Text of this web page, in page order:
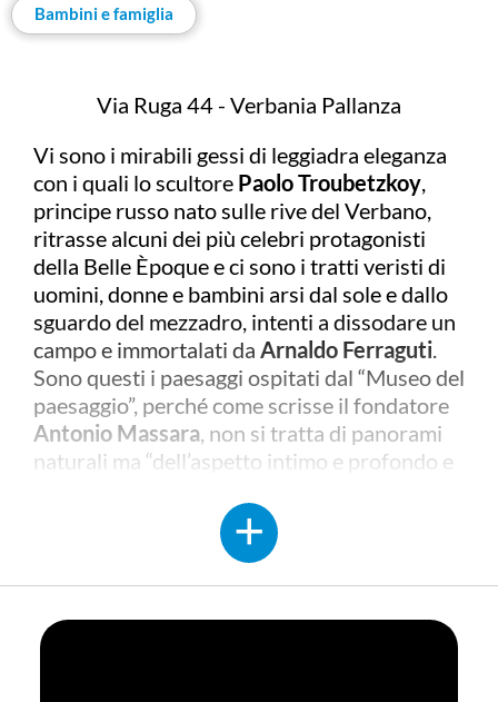
Bambini e famiglia
Via Ruga 44 - Verbania Pallanza
Vi sono i mirabili gessi di leggiadra eleganza
con i quali lo scultore Paolo Troubetzkoy,
principe russo nato sulle rive del Verbano,
ritrasse alcuni dei più celebri protagonisti
della Belle Èpoque e ci sono i tratti veristi di
uomini, donne e bambini arsi dal sole e dallo
sguardo del mezzadro, intenti a dissodare un
campo e immortalati da Arnaldo Ferraguti.
Sono questi i paesaggi ospitati dal “Museo del
paesaggio”, perché come scrisse il fondatore
Antonio Massara, non si tratta di panorami
naturali ma “dell’aspetto intimo e profondo e
della vita umana, della visibile scena del
Dal 1909 il museo raccoglie opere dipittura,
portano il visitatore a conoscere tutte le